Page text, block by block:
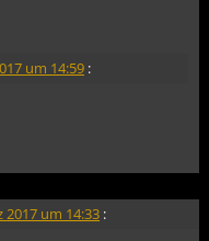
um 14:59 :
2017 um 14:33 :